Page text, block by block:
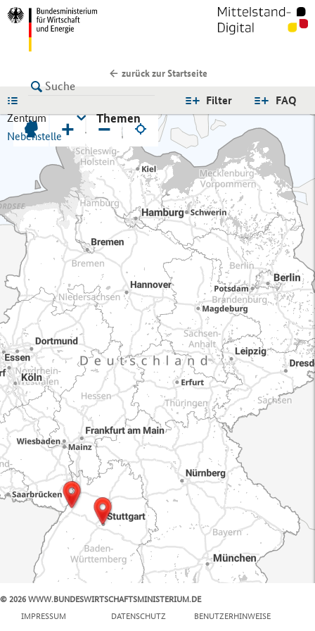
zurück zur Startseite
FAQ
Filter
Zentrum
Nebenstelle
Themen
+ −
© 2026 WWW.BUNDESWIRTSCHAFTSMINISTERIUM.DE
IMPRESSUM
DATENSCHUTZ BENUTZERHINWEISE